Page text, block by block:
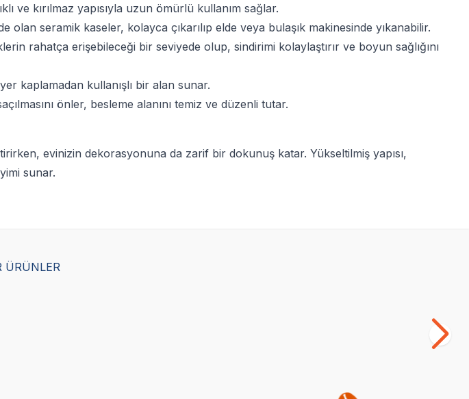
ve kırılmaz yapısıyla uzun ömürlü kullanım sağlar.
seramik kaseler, kolayca çıkarılıp elde veya bulaşık makinesinde yıkanabilir.
rahatça erişebileceği bir seviyede olup, sindirimi kolaylaştırır ve boyun sağlığını
kaplamadan kullanışlı bir alan sunar.
önler, besleme alanını temiz ve düzenli tutar.
evinizin dekorasyonuna da zarif bir dokunuş katar. Yükseltilmiş yapısı,
sunar.
ÜRÜNLER